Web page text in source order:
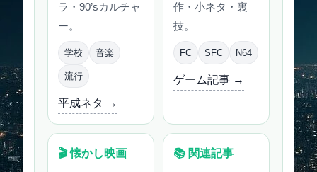
ラ・90’sカルチャ
ー。
学校 音楽
流行
平成ネタ →
作・小ネタ・裏
技。
FC SFC N64
ゲーム記事 →
🎬 懐かし映画 📚 関連記事